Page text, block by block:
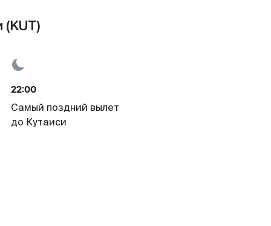
22:00
Самый поздний вылет
до Кутаиси